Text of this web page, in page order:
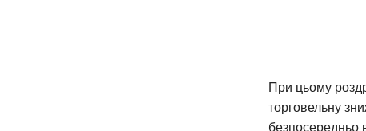
При цьому
торговельну
безпосередньо